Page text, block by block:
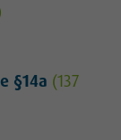
§14a (137